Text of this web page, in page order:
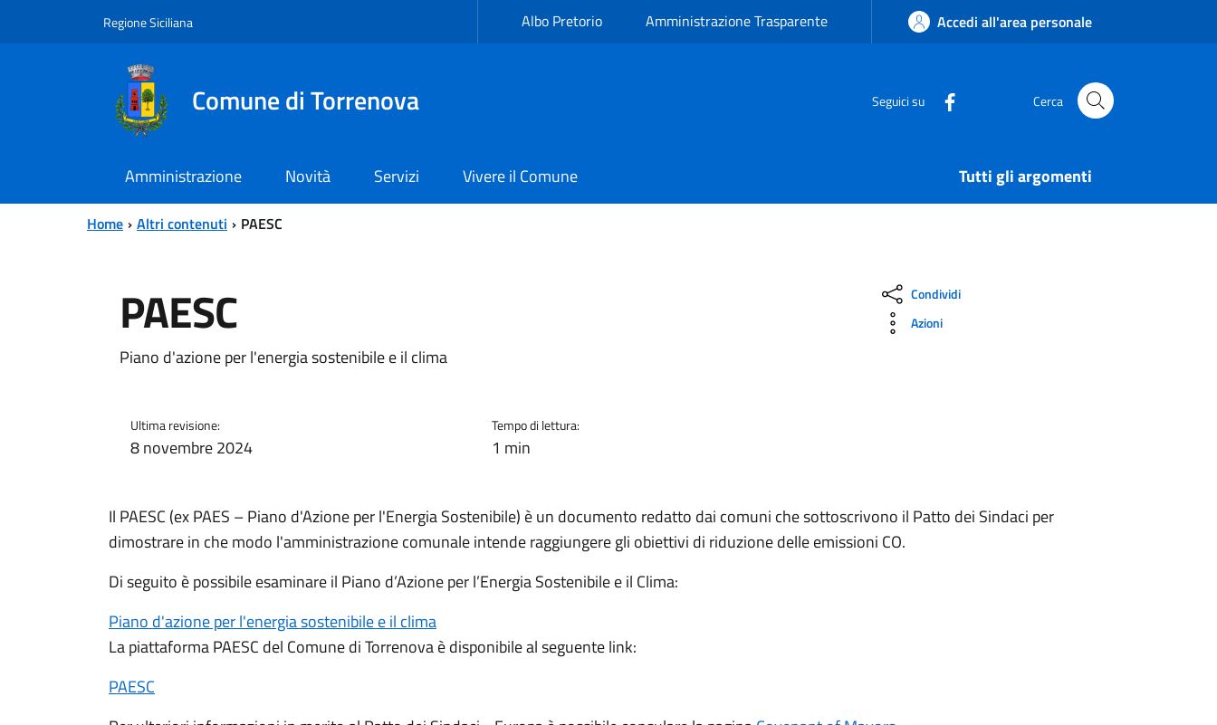
Regione Siciliana Albo Pretorio Amministrazione Trasparente Accedi all'area personale
Comune di Torrenova Seguici su Cerca
Amministrazione Novità Servizi Vivere il Comune Tutti gli argomenti
Home Altri contenuti PAESC
PAESC
Piano d'azione per l'energia sostenibile e il clima
Ultima revisione:
8 novembre 2024
Tempo di lettura:
1 min
Condividi
Azioni
Il PAESC (ex PAES – Piano d'Azione per l'Energia Sostenibile) è un documento redatto dai comuni che sottoscrivono il Patto dei Sindaci per
dimostrare in che modo l'amministrazione comunale intende raggiungere gli obiettivi di riduzione delle emissioni CO.
Di seguito è possibile esaminare il Piano d’Azione per l’Energia Sostenibile e il Clima:
Piano d'azione per l'energia sostenibile e il clima
La piattaforma PAESC del Comune di Torrenova è disponibile al seguente link:
PAESC